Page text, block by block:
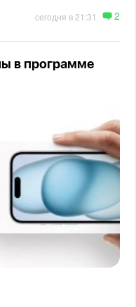
сегодня в 21:31 2
в программе